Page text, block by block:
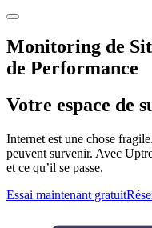
Monitoring de
de Performance
Votre espace de
Internet est une chose
peuvent survenir. Avec
et ce qu’il se passe.
Essai maintenant gratuit